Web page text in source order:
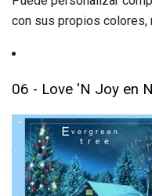
con sus propios colores,
06 - Love 'N Joy en